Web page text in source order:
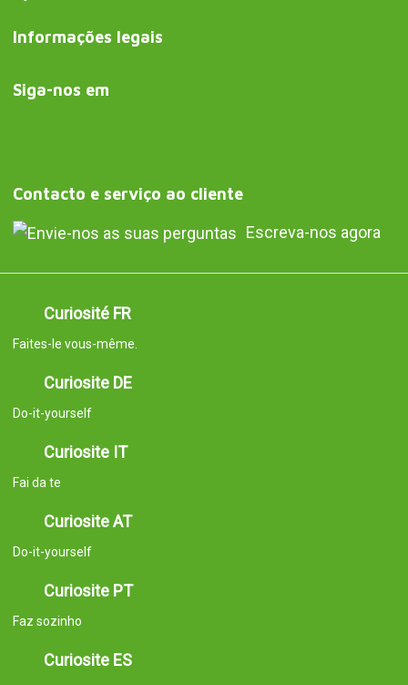
Informações legais
Siga-nos em
Contacto e serviço ao cliente
Escreva-nos agora
Curiosité FR
Faites-le vous-même.
Curiosite DE
Do-it-yourself
Curiosite IT
Fai da te
Curiosite AT
Do-it-yourself
Curiosite PT
Faz sozinho
Curiosite ES